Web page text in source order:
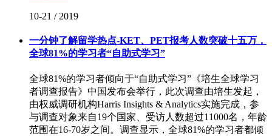
10-21 / 2019
一分钟了解留学热点-KET、PET报考人数突破十五万，
全球81%的学习者“自助式学习”
全球81%的学习者倾向于“自助式学习”《培生全球学习
者调查报告》中国发布会举行，此次调查由培生发起，
由权威调研机构Harris Insights & Analytics实施完成，参
与调查对象来自19个国家、受访人数超过11000名，年龄
范围在16-70岁之间。调查显示，全球81%的学习者都倾